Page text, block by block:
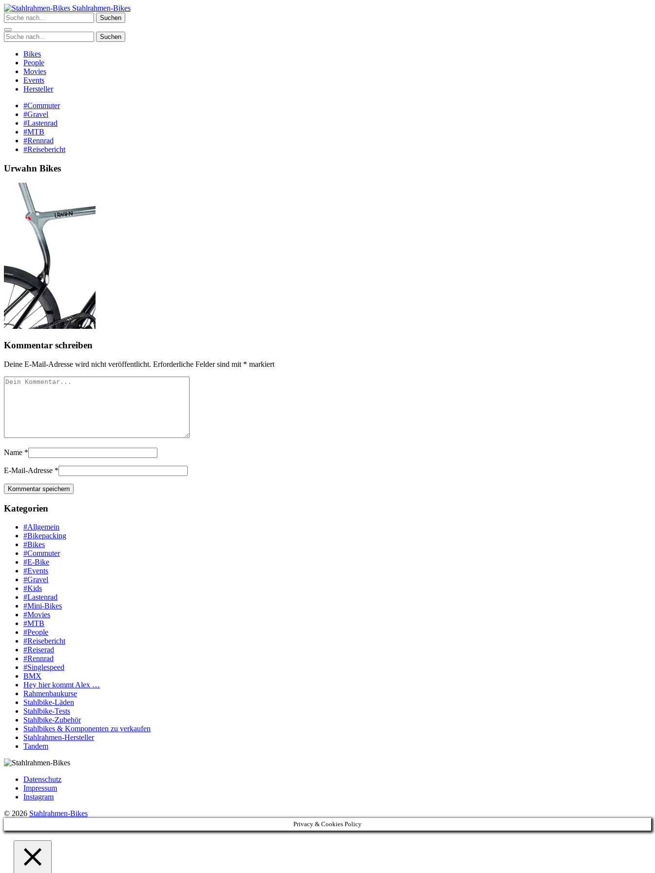
Zum
Inhalt
springen
Stahlrahmen-Bikes
Suchen
Suchen
Bikes
People
Movies
Events
Hersteller
#Commuter
#Gravel
#Lastenrad
#MTB
#Rennrad
#Reisebericht
Urwahn Bikes
Kommentar schreiben
Deine E-Mail-Adresse wird nicht veröffentlicht. Erforderliche Felder sind mit * markiert
Name *
E-Mail-Adresse *
Kategorien
#Allgemein
#Bikepacking
#Bikes
#Commuter
#E-Bike
#Events
#Gravel
#Kids
#Lastenrad
#Mini-Bikes
#Movies
#MTB
#People
#Reisebericht
#Reiserad
#Rennrad
#Singlespeed
BMX
Hey hier kommt Alex …
Rahmenbaukurse
Stahlbike-Läden
Stahlbike-Tests
Stahlbike-Zubehör
Stahlbikes & Komponenten zu verkaufen
Stahlrahmen-Hersteller
Tandem
Datenschutz
Impressum
Instagram
© 2026 Stahlrahmen-Bikes
Privacy & Cookies Policy